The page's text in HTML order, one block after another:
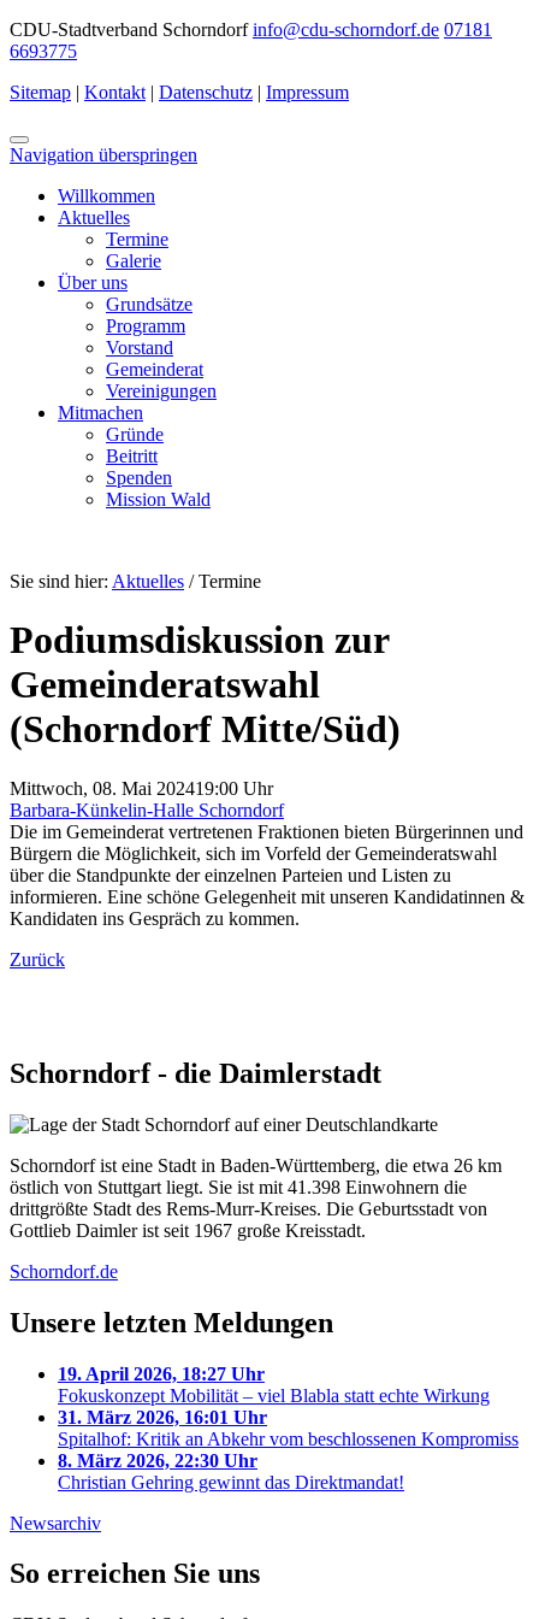
CDU-Stadtverband Schorndorfinfo@cdu-schorndorf.de 07181
6693775
Sitemap | Kontakt | Datenschutz | Impressum
Navigation überspringen
Willkommen
Aktuelles
Termine
Galerie
Über uns
Grundsätze
Programm
Vorstand
Gemeinderat
Vereinigungen
Mitmachen
Gründe
Beitritt
Spenden
Mission Wald
Sie sind hier: Aktuelles /Termine
Podiumsdiskussion zur
Gemeinderatswahl
(Schorndorf Mitte/Süd)
Mittwoch, 08. Mai 202419:00 Uhr
Barbara-Künkelin-Halle Schorndorf
Die im Gemeinderat vertretenen Fraktionen bieten Bürgerinnen und
Bürgern die Möglichkeit, sich im Vorfeld der Gemeinderatswahl
über die Standpunkte der einzelnen Parteien und Listen zu
informieren. Eine schöne Gelegenheit mit unseren Kandidatinnen &
Kandidaten ins Gespräch zu kommen.
Zurück
Schorndorf - die Daimlerstadt
Schorndorf ist eine Stadt in Baden-Württemberg, die etwa 26 km
östlich von Stuttgart liegt. Sie ist mit 41.398 Einwohnern die
drittgrößte Stadt des Rems-Murr-Kreises. Die Geburtsstadt von
Gottlieb Daimler ist seit 1967 große Kreisstadt.
Schorndorf.de
Unsere letzten Meldungen
19. April 2026, 18:27 Uhr
Fokuskonzept Mobilität – viel Blabla statt echte Wirkung
31. März 2026, 16:01 Uhr
Spitalhof: Kritik an Abkehr vom beschlossenen Kompromiss
8. März 2026, 22:30 Uhr
Christian Gehring gewinnt das Direktmandat!
Newsarchiv
So erreichen Sie uns